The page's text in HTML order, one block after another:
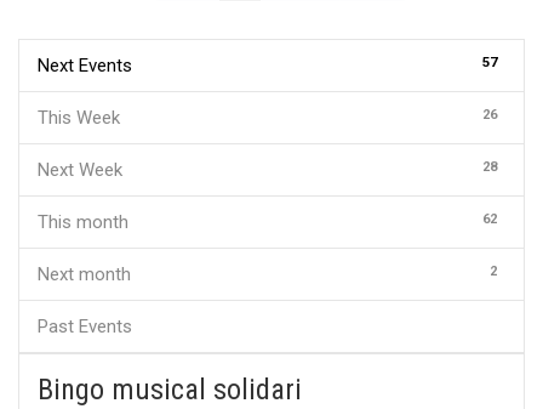
Next Events 57
This Week 26
Next Week 28
This month 62
Next month 2
Past Events
Bingo musical solidari